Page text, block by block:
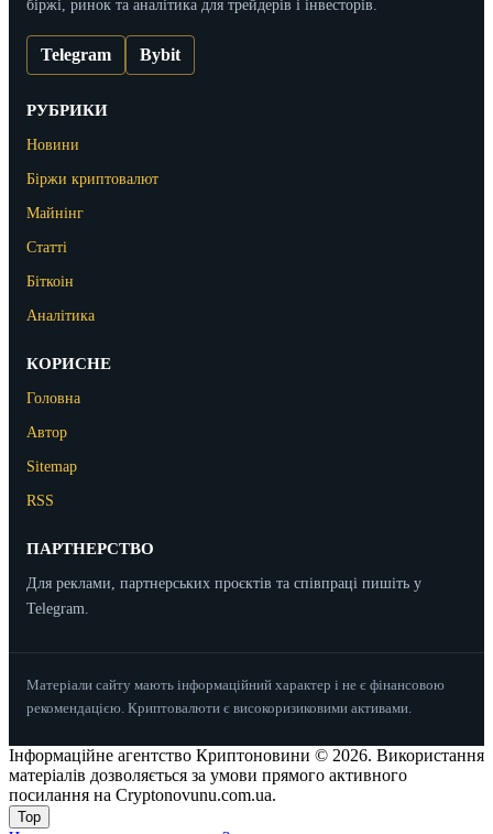
біржі, ринок та аналітика для трейдерів і інвесторів.
Telegram Bybit
РУБРИКИ
Новини
Біржи криптовалют
Майнінг
Статті
Біткоін
Аналітика
КОРИСНЕ
Головна
Автор
Sitemap
RSS
ПАРТНЕРСТВО
Для реклами, партнерських проєктів та співпраці пишіть у
Telegram.
Матеріали сайту мають інформаційний характер і не є фінансовою
рекомендацією. Криптовалюти є високоризиковими активами.
Інформаційне агентство Криптоновини © 2026. Використання
матеріалів дозволяється за умови прямого активного
посилання на Cryptonovunu.com.ua.
Top